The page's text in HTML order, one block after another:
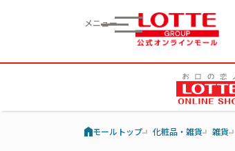
メニュー
モールトップ 化粧品・雑貨 雑貨